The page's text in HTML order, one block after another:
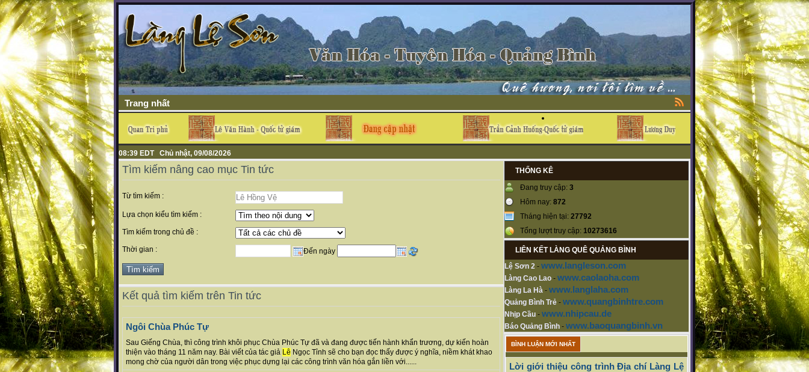
Trang nhất
08:39 EDT Chủ nhật, 09/08/2026
Tìm kiếm nâng cao mục Tin tức
Từ tìm kiếm :
Lựa chọn kiểu tìm kiếm :
Tìm kiếm trong chủ đề :
Thời gian : Đến ngày
Kết quả tìm kiếm trên Tin tức
Ngôi Chùa Phúc Tự
Sau Giếng Chùa, thì công trình khôi phục Chùa Phúc Tự đã và đang được tiến hành khẩn trương, dự kiến hoàn
thiện vào tháng 11 năm nay. Bài viết của tác giả Lê Ngọc Tỉnh sẽ cho bạn đọc thấy được ý nghĩa, niềm khát khao
mong chờ của người dân trong việc phục dựng lại các công trình văn hóa gắn liền với......
THỐNG KÊ
Đang truy cập: 3
Hôm nay: 872
Tháng hiện tại: 27792
Tổng lượt truy cập: 10273616
LIÊN KẾT LÀNG QUÊ QUẢNG BÌNH
Lệ Sơn 2 - www.langleson.com
Làng Cao Lao - www.caolaoha.com
Làng La Hà - www.langlaha.com
Quảng Bình Trẻ - www.quangbinhtre.com
Nhịp Cầu - www.nhipcau.de
Báo Quảng Bình - www.baoquangbinh.vn
BÌNH LUẬN MỚI NHẤT
Lời giới thiệu công trình Địa chí Làng Lệ